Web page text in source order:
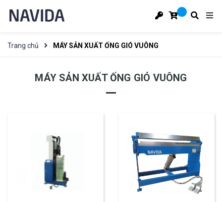
Trang chủ MÁY SẢN XUẤT ỐNG GIÓ VUÔNG
MÁY SẢN XUẤT ỐNG GIÓ VUÔNG